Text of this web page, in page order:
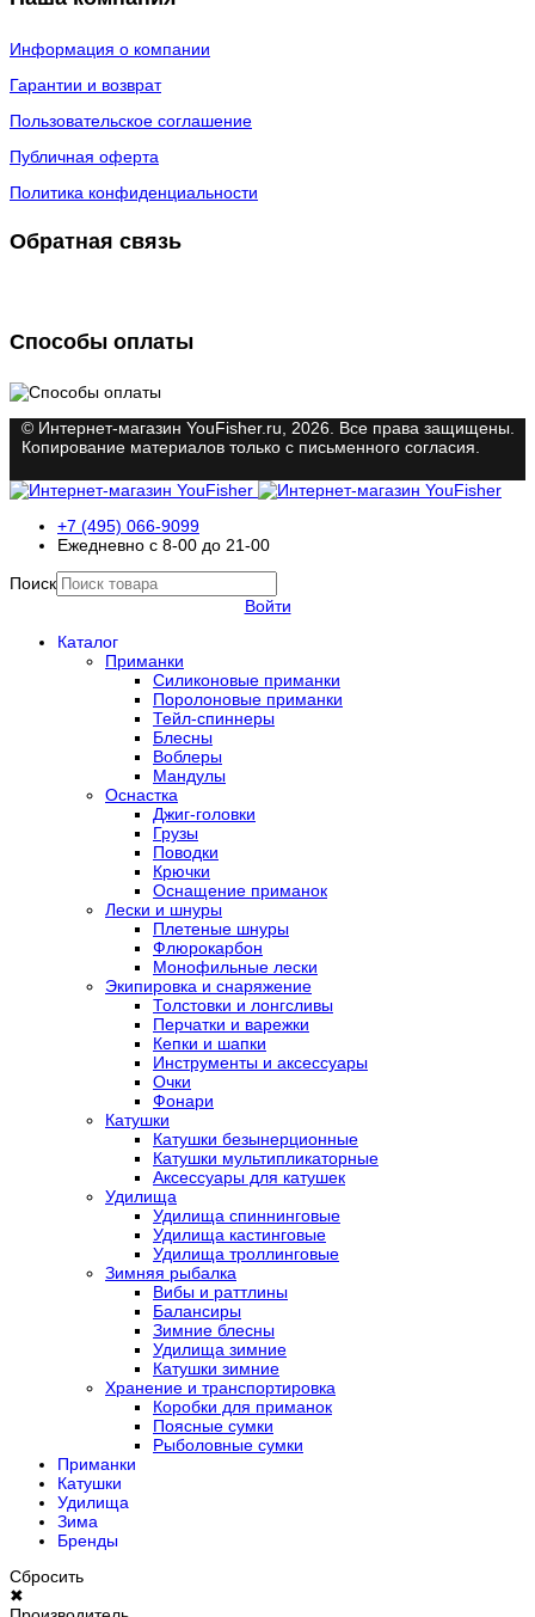
Информация о компании
Гарантии и возврат
Пользовательское соглашение
Публичная оферта
Политика конфиденциальности
Обратная связь
Способы оплаты
© Интернет-магазин YouFisher.ru, 2026. Все права защищены.
Копирование материалов только с письменного согласия.
+7 (495) 066-9099
Ежедневно с 8-00 до 21-00
Поиск
Войти
Каталог
Приманки
Силиконовые приманки
Поролоновые приманки
Тейл-спиннеры
Блесны
Воблеры
Мандулы
Оснастка
Джиг-головки
Грузы
Поводки
Крючки
Оснащение приманок
Лески и шнуры
Плетеные шнуры
Флюрокарбон
Монофильные лески
Экипировка и снаряжение
Толстовки и лонгсливы
Перчатки и варежки
Кепки и шапки
Инструменты и аксессуары
Очки
Фонари
Катушки
Катушки безынерционные
Катушки мультипликаторные
Аксессуары для катушек
Удилища
Удилища спиннинговые
Удилища кастинговые
Удилища троллинговые
Зимняя рыбалка
Вибы и раттлины
Балансиры
Зимние блесны
Удилища зимние
Катушки зимние
Хранение и транспортировка
Коробки для приманок
Поясные сумки
Рыболовные сумки
Приманки
Катушки
Удилища
Зима
Бренды
Сбросить
✖